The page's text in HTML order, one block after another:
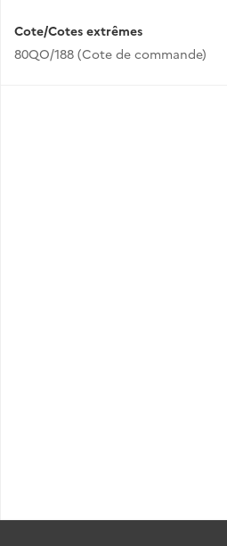
Cote/Cotes extrêmes
80QO/188 (Cote de commande)